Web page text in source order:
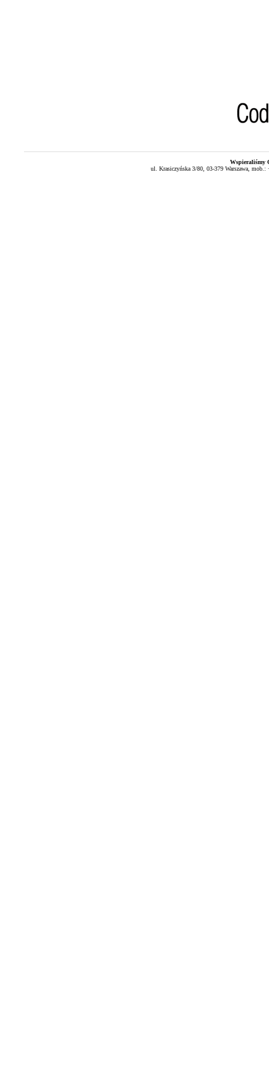
Wspieraliśmy
ul. Krasiczyńska 3/80 03-379 Warszawa mob.: